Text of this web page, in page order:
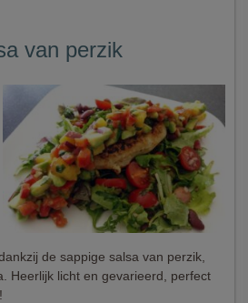
van perzik
de sappige salsa van perzik,
Heerlijk licht en gevarieerd, perfect